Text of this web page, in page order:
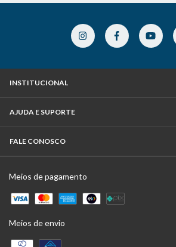
INSTITUCIONAL
AJUDA E SUPORTE
FALE CONOSCO
Meios de pagamento
Meios de envio